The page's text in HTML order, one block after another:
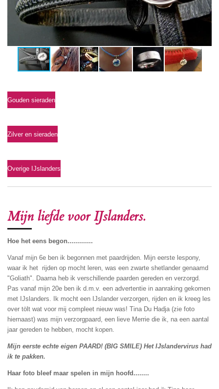
Gouden sieraden
Zilver en sieraden
Overige IJslanders
Mijn liefde voor IJslanders.
Hoe het eens begon.............
Vanaf mijn 6e ben ik begonnen met paardrijden. Mijn eerste lespony,
waar ik het rijden op mocht leren, was een zwarte shetlander genaamd
"Goliath". Daarna heb ik verschillende paarden gereden en verzorgd.
Pas vanaf mijn 20e ben ik d.m.v. een advertentie in aanraking gekomen
met IJslanders. Ik mocht een IJslander verzorgen, rijden en ik kreeg les
over tölt wat voor mij compleet nieuw was! Tina Du Hadja (zie foto
hiernaast) was mijn verzorgpaard, een lieve Merrie die ik, na een aantal
jaar gereden te hebben, mocht kopen.
Mijn eerste echte eigen PAARD! (BIG SMILE) Het IJslandervirus had
ik te pakken.
Haar foto bleef maar spelen in mijn hoofd........